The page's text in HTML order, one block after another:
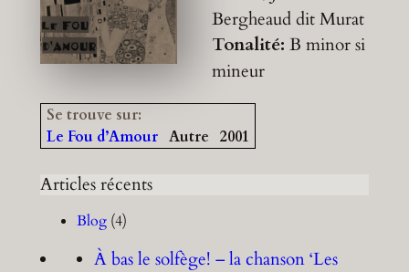
Bergheaud dit Murat
Tonalité:B minor si
mineur
Se trouve sur:
Le Fou d’Amour Autre 2001
Articles récents
Blog(4)
À bas le solfège! – la chanson ‘Les